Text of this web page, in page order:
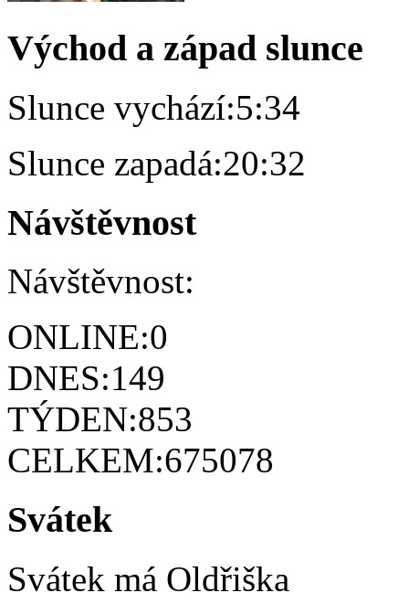
Východ a západ slunce
Slunce vychází:5:34
Slunce zapadá:20:32
Návštěvnost
Návštěvnost:
ONLINE:0
DNES:149
TÝDEN:853
CELKEM:675078
Svátek
Svátek má Oldřiška